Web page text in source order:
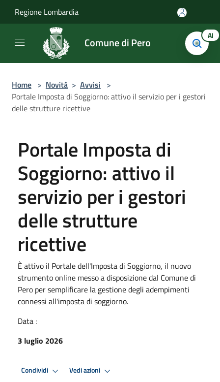
Regione Lombardia
Comune di Pero AI
Home > Novità > Avvisi >
Portale Imposta di Soggiorno: attivo il servizio per i gestori
delle strutture ricettive
Portale Imposta di
Soggiorno: attivo il
servizio per i gestori
delle strutture
ricettive
È attivo il Portale dell'Imposta di Soggiorno, il nuovo
strumento online messo a disposizione dal Comune di
Pero per semplificare la gestione degli adempimenti
connessi all'imposta di soggiorno.
Data :
3 luglio 2026
Condividi Vedi azioni